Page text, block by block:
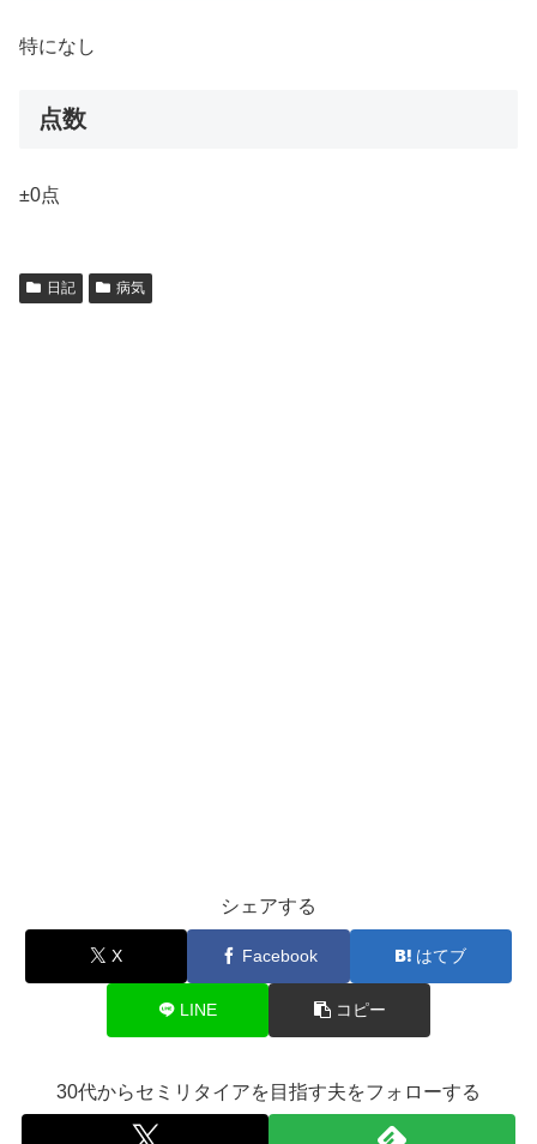
特になし
点数
±0点
日記 病気
シェアする
X Facebook はてブ
LINE コピー
30代からセミリタイアを目指す夫をフォローする